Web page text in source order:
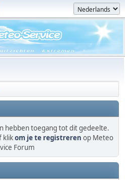
hebben toegang tot dit gedeelte.
klikom je te registreren op Meteo
Forum